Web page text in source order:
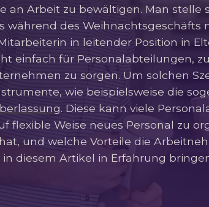
an Arbeit zu bewältigen. Man stelle
während des Weihnachtsgeschäfts
in leitender Position in
einfach für Personalabteilungen,
zu sorgen. Um solchen
wie beispielsweise die
. Diese kann viele
flexible Weise neues Personal zu
und welche Vorteile die
in diesem Artikel in Erfahrung